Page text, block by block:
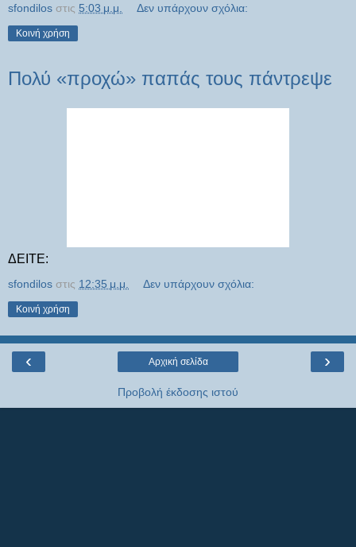
sfondilos στις 5:03 μ.μ. Δεν υπάρχουν σχόλια:
Κοινή χρήση
Πολύ «προχώ» παπάς τους πάντρεψε
ΔΕΙΤΕ:
sfondilos στις 12:35 μ.μ. Δεν υπάρχουν σχόλια:
Κοινή χρήση
‹ ›
Αρχική σελίδα
Προβολή έκδοσης ιστού